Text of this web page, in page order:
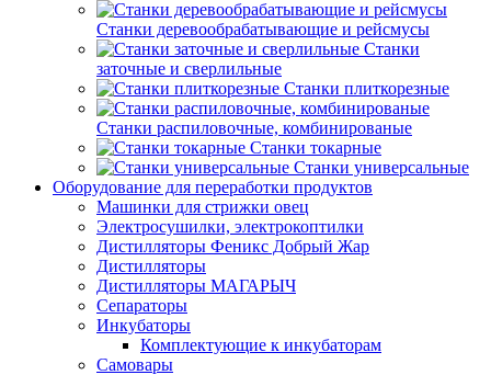
Станки деревообрабатывающие и рейсмусы
Станки
заточные и сверлильные
Станки плиткорезные
Станки распиловочные, комбинированые
Станки токарные
Станки универсальные
Оборудование для переработки продуктов
Машинки для стрижки овец
Электросушилки, электрокоптилки
Дистилляторы Феникс Добрый Жар
Дистилляторы
Дистилляторы МАГАРЫЧ
Сепараторы
Инкубаторы
Комплектующие к инкубаторам
Самовары